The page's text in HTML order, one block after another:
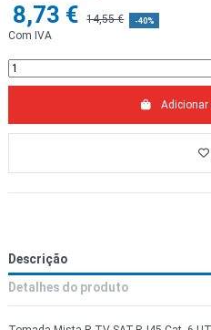
8,73 € 14,55 € -40%
Com IVA
Adicionar
Descrição
Detalhes do produto